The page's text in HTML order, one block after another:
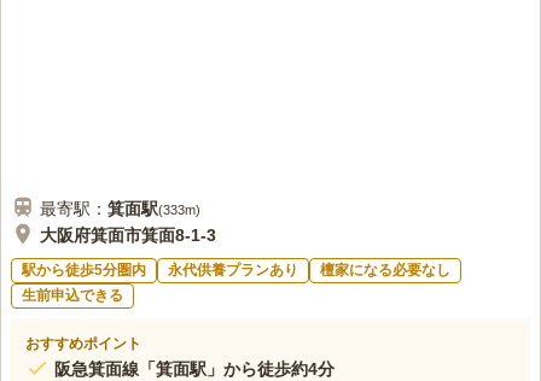
最寄駅： 箕面駅(333m)
大阪府箕面市箕面8-1-3
駅から徒歩5分圏内 永代供養プランあり
檀家になる必要なし
生前申込できる
おすすめポイント
阪急箕面線「箕面駅」から徒歩約4分